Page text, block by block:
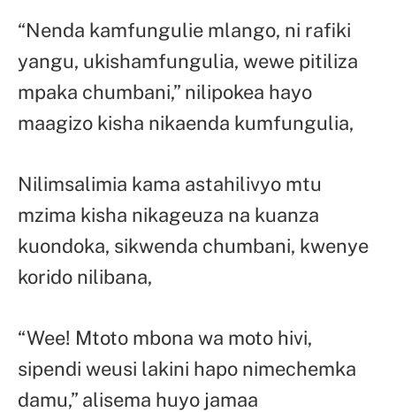
“Nenda kamfungulie mlango, ni rafiki
yangu, ukishamfungulia, wewe pitiliza
mpaka chumbani,” nilipokea hayo
maagizo kisha nikaenda kumfungulia,
Nilimsalimia kama astahilivyo mtu
mzima kisha nikageuza na kuanza
kuondoka, sikwenda chumbani, kwenye
korido nilibana,
“Wee! Mtoto mbona wa moto hivi,
sipendi weusi lakini hapo nimechemka
damu,” alisema huyo jamaa